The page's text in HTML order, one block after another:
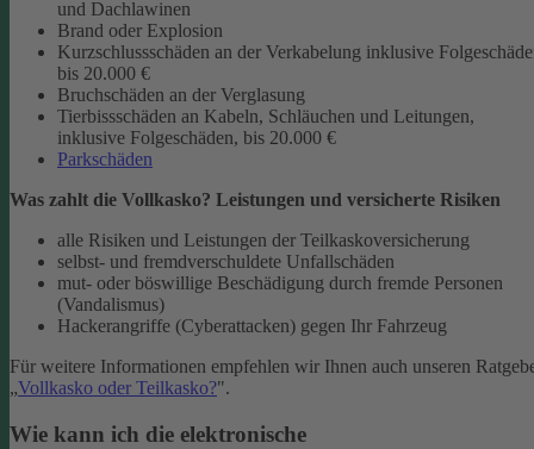
und Dachlawinen
Brand oder Explosion
Kurzschlussschäden an der Verkabelung inklusive
bis 20.000 €
Bruchschäden an der Verglasung
Tierbissschäden an Kabeln, Schläuchen und Leitungen,
inklusive Folgeschäden, bis 20.000 €
Parkschäden
Was zahlt die Vollkasko? Leistungen und versicherte Risiken
alle Risiken und Leistungen der Teilkaskoversicherung
selbst- und fremdverschuldete Unfallschäden
mut- oder böswillige Beschädigung durch fremde Personen
(Vandalismus)
Hackerangriffe (Cyberattacken) gegen Ihr Fahrzeug
Für weitere Informationen empfehlen wir Ihnen auch unseren
„Vollkasko oder Teilkasko?".
Wie kann ich die elektronische